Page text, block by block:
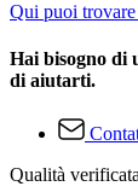
Qui puoi
Hai bisogno di
di aiutarti.
Qualità verificata